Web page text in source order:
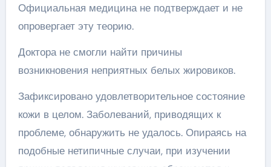
Официальная медицина не подтверждает и не
опровергает эту теорию.
Доктора не смогли найти причины
возникновения неприятных белых жировиков.
Зафиксировано удовлетворительное состояние
кожи в целом. Заболеваний, приводящих к
проблеме, обнаружить не удалось. Опираясь на
подобные нетипичные случаи, при изучении